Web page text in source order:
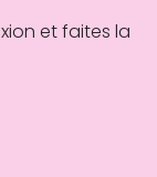
et faites la